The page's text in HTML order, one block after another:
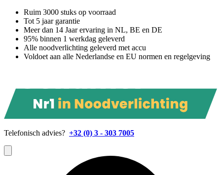
Ruim 3000 stuks op voorraad
Tot 5 jaar garantie
Meer dan 14 Jaar ervaring in NL, BE en DE
95% binnen 1 werkdag geleverd
Alle noodverlichting geleverd met accu
Voldoet aan alle Nederlandse en EU normen en regelgeving
Telefonisch advies? +32 (0) 3 - 303 7005